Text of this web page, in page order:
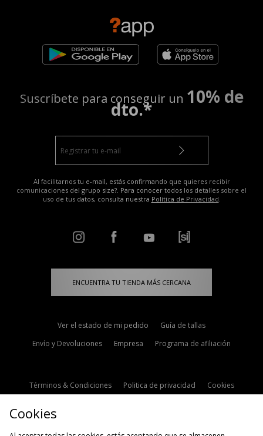
Suscríbete para conseguir un 10% de
dto.*
Al facilitarnos tu e-mail, estás confirmando que quieres recibir
comunicaciones del grupo size?. Para conocer todos los detalles sobre el
uso de tus datos, consulta nuestra Política de Privacidad.
ENCUENTRA TU TIENDA MÁS CERCANA
Ver el estado de mi pedido
Guía de tallas
Envío y Devoluciones
Empresa Programa de afiliación
Términos & Condiciones Politica de privacidad
Cookies
Cookies